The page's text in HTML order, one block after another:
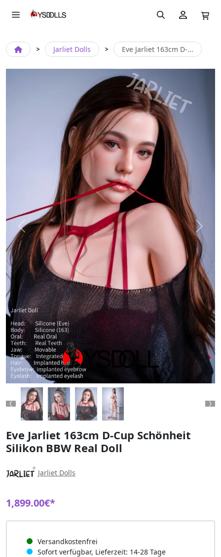
Jarliet Dolls Eve Jarliet 163cm D-...
Previous Next
Previous
Eve Jarliet 163cm D-Cup Schönheit
Silikon BBW Real Doll
Jarliet Dolls
1,899.00€*
Versandkostenfrei
Sofort verfügbar, Lieferzeit: 14-28 Tage